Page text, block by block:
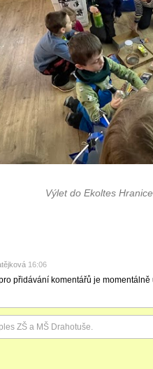
Výlet do Ekoltes
16:06
přidávání komentářů je momentálně
ZŠ a MŠ Drahotuše.